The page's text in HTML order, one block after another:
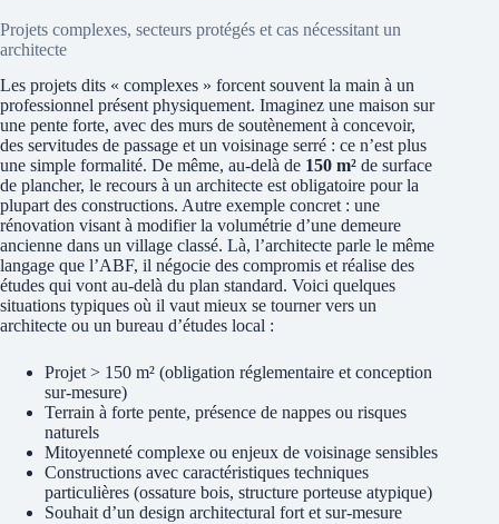
Projets complexes, secteurs protégés et cas nécessitant un
architecte
Les projets dits « complexes » forcent souvent la main à un
professionnel présent physiquement. Imaginez une maison sur
une pente forte, avec des murs de soutènement à concevoir,
des servitudes de passage et un voisinage serré : ce n’est plus
une simple formalité. De même, au-delà de 150 m² de surface
de plancher, le recours à un architecte est obligatoire pour la
plupart des constructions. Autre exemple concret : une
rénovation visant à modifier la volumétrie d’une demeure
ancienne dans un village classé. Là, l’architecte parle le même
langage que l’ABF, il négocie des compromis et réalise des
études qui vont au‑delà du plan standard. Voici quelques
situations typiques où il vaut mieux se tourner vers un
architecte ou un bureau d’études local :
Projet > 150 m² (obligation réglementaire et conception
sur‑mesure)
Terrain à forte pente, présence de nappes ou risques
naturels
Mitoyenneté complexe ou enjeux de voisinage sensibles
Constructions avec caractéristiques techniques
particulières (ossature bois, structure porteuse atypique)
Souhait d’un design architectural fort et sur‑mesure